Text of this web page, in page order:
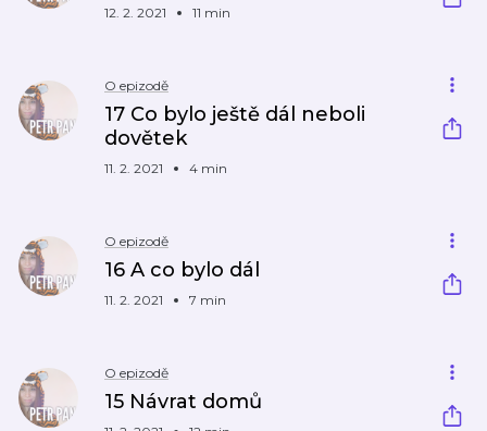
12. 2. 2021 11 min
O epizodě
17 Co bylo ještě dál neboli
dovětek
11. 2. 2021 4 min
O epizodě
16 A co bylo dál
11. 2. 2021 7 min
O epizodě
15 Návrat domů